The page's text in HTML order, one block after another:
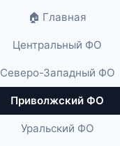
🏠 Главная
Центральный ФО
Северо-Западный ФО
Приволжский ФО
Уральский ФО